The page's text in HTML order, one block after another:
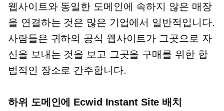
웹사이트와 동일한 도메인에 속하지 않은 매장
을 연결하는 것은 많은 기업에서 일반적입니다.
사람들은 귀하의 공식 웹사이트가 그곳으로 자
신을 보내는 것을 보고 그곳을 구매를 위한 합
법적인 장소로 간주합니다.
하위 도메인에 Ecwid Instant Site 배치